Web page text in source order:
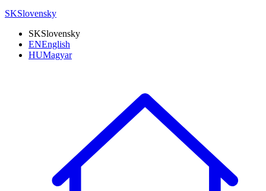
SKSlovensky
SKSlovensky
ENEnglish
HUMagyar